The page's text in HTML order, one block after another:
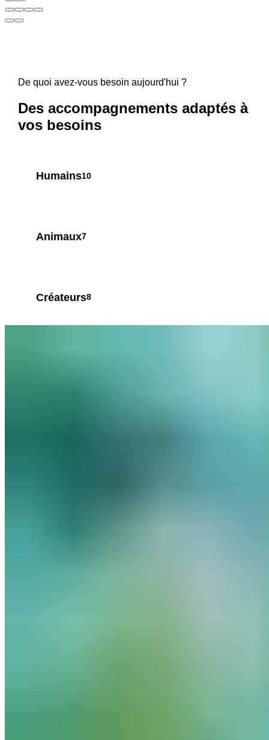
De quoi avez-vous besoin aujourd'hui ?
Des accompagnements adaptés à
vos besoins
Humains10
Animaux7
Créateurs8